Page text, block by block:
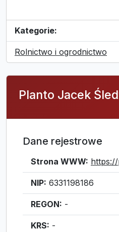
Kategorie:
Rolnictwo i ogrodnictwo
Planto Jacek
Dane rejestrowe
Strona WWW:
NIP: 6331198186
REGON: -
KRS: -